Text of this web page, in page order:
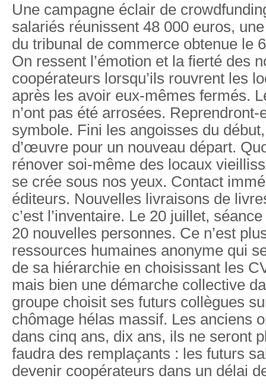
Une campagne éclair de
salariés réunissent 48 000 euros,
du tribunal de commerce obtenue le
On ressent l’émotion et la fierté des
coopérateurs lorsqu’ils rouvrent les
après les avoir eux-mêmes fermés.
n’ont pas été arrosées. Reprendront-
symbole. Fini les angoisses du
d’œuvre pour un nouveau départ.
rénover soi-même des locaux
se crée sous nos yeux. Contact
éditeurs. Nouvelles livraisons de
c’est l’inventaire. Le 20 juillet,
20 nouvelles personnes. Ce n’est
ressources humaines anonyme qui
de sa hiérarchie en choisissant les
mais bien une démarche collective
groupe choisit ses futurs collègues
chômage hélas massif. Les anciens
dans cinq ans, dix ans, ils ne seront
faudra des remplaçants : les futurs
devenir coopérateurs dans un délai